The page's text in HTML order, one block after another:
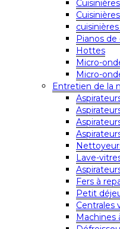
Pianos de
Hottes
Micro-
Micro-
Entretien de la
Lave-
Fers à
Petit
Centrales
Machines